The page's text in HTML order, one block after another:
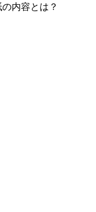
内容とは？